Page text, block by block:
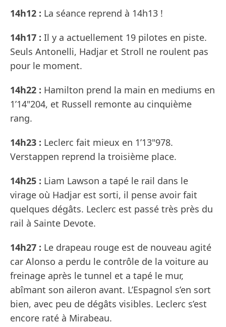
14h12 : La séance reprend à 14h13 !
14h17 : Il y a actuellement 19 pilotes en piste.
Seuls Antonelli, Hadjar et Stroll ne roulent pas
pour le moment.
14h22 : Hamilton prend la main en mediums en
1’14"204, et Russell remonte au cinquième
rang.
14h23 : Leclerc fait mieux en 1’13"978.
Verstappen reprend la troisième place.
14h25 : Liam Lawson a tapé le rail dans le
virage où Hadjar est sorti, il pense avoir fait
quelques dégâts. Leclerc est passé très près du
rail à Sainte Devote.
14h27 : Le drapeau rouge est de nouveau agité
car Alonso a perdu le contrôle de la voiture au
freinage après le tunnel et a tapé le mur,
abîmant son aileron avant. L’Espagnol s’en sort
bien, avec peu de dégâts visibles. Leclerc s’est
encore raté à Mirabeau.